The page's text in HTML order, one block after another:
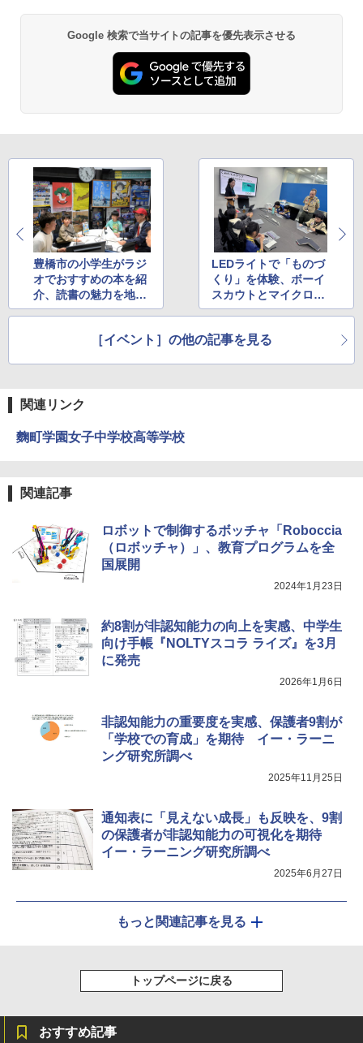
仮面ライダー 改造人間 限定ケース版
つかめ！理科ダマン 12 最強ロボット決
戦！編
￥1,320
5
みんな大好き！ ヤマザキパン シールBO
OK（重版：10月上旬発送） (TJMOOK)
￥2,200
￥1,980
物理実験モデル楽器電磁気教材を教える
Galtonplatteの物理的な機器
エンジニアリングキット小さなカート -
クリエイティブトイビルド、シンプルな
メカニックキット|子供向けの可動部品、
ホリデープロジェクト、ギフトイベン
ト、誕生日の楽しみ、イースターディス
カバリーを備えたインタラクティブサイ
エンスツール
￥849
Google 検索で当サイトの記事を優先表示させる
豊橋市の小学生がラジ
オでおすすめの本を紹
介、読書の魅力を地域
に発信
LEDライトで「ものづ
くり」を体験、ボーイ
スカウトとマイクロン
の半導体教室
［イベント］の他の記事を見る
関連リンク
麴町学園女子中学校高等学校
関連記事
ロボットで制御するボッチャ「Roboccia
（ロボッチャ）」、教育プログラムを全
国展開
2024年1月23日
約8割が非認知能力の向上を実感、中学生
向け手帳『NOLTYスコラ ライズ』を3月
に発売
2026年1月6日
非認知能力の重要度を実感、保護者9割が
「学校での育成」を期待 イー・ラーニ
ング研究所調べ
2025年11月25日
通知表に「見えない成長」も反映を、9割
の保護者が非認知能力の可視化を期待
イー・ラーニング研究所調べ
2025年6月27日
もっと関連記事を見る
トップページに戻る
おすすめ記事